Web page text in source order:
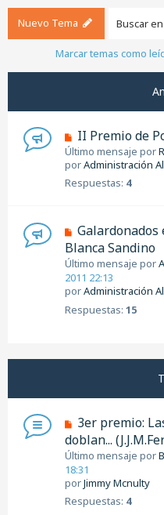
Nuevo Tema
Marcar temas como
II Premio de
Último mensaje por
porAdministración
Respuestas: 4
Galardonados
Blanca Sandino
Último mensaje por
2011 22:13
porAdministración
Respuestas: 15
3er premio:
doblan...
Último mensaje por
18:31
porJimmy Mcnulty
Respuestas: 4